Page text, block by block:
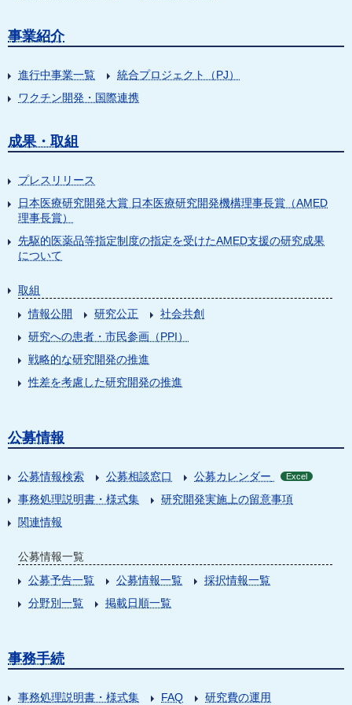
事業紹介
進行中事業一覧
統合プロジェクト（PJ）
ワクチン開発・国際連携
成果・取組
プレスリリース
日本医療研究開発大賞 日本医療研究開発機構理事長賞（AMED
理事長賞）
先駆的医薬品等指定制度の指定を受けたAMED支援の研究成果
について
取組
情報公開
研究公正
社会共創
研究への患者・市民参画（PPI）
戦略的な研究開発の推進
性差を考慮した研究開発の推進
公募情報
公募情報検索 公募相談窓口 公募カレンダー Excel
事務処理説明書・様式集
研究開発実施上の留意事項
関連情報
公募情報一覧
公募予告一覧
公募情報一覧
採択情報一覧
分野別一覧
掲載日順一覧
事務手続
事務処理説明書・様式集 FAQ
研究費の運用